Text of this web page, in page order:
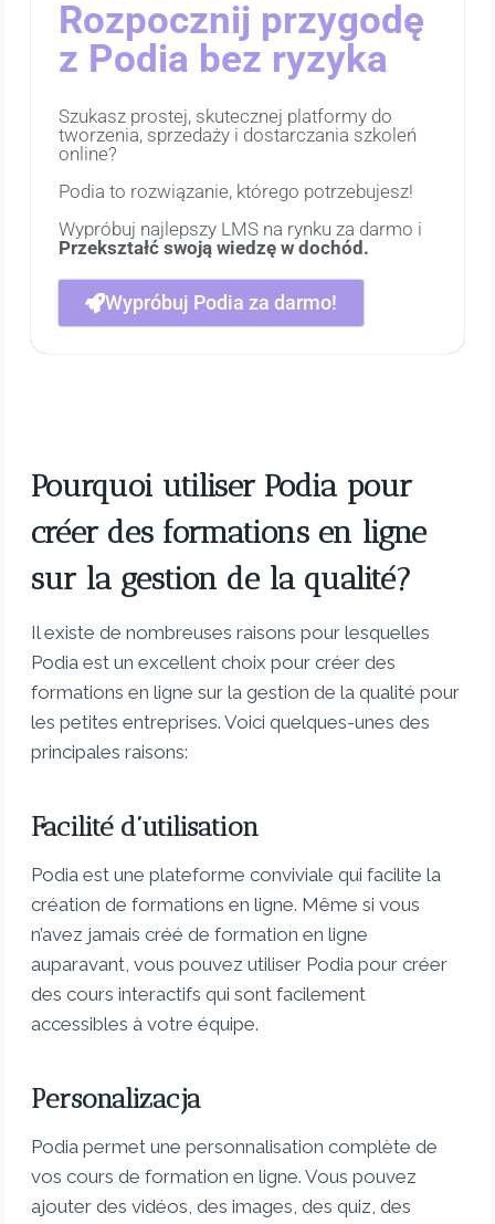
Rozpocznij przygodę
z Podia bez ryzyka
Szukasz prostej, skutecznej platformy do
tworzenia, sprzedaży i dostarczania szkoleń
online?
Podia to rozwiązanie, którego potrzebujesz!
Wypróbuj najlepszy LMS na rynku za darmo i
Przekształć swoją wiedzę w dochód.
Wypróbuj Podia za darmo!
Pourquoi utiliser Podia pour
créer des formations en ligne
sur la gestion de la qualité?
Il existe de nombreuses raisons pour lesquelles
Podia est un excellent choix pour créer des
formations en ligne sur la gestion de la qualité pour
les petites entreprises. Voici quelques-unes des
principales raisons:
Facilité d’utilisation
Podia est une plateforme conviviale qui facilite la
création de formations en ligne. Même si vous
n’avez jamais créé de formation en ligne
auparavant, vous pouvez utiliser Podia pour créer
des cours interactifs qui sont facilement
accessibles à votre équipe.
Personalizacja
Podia permet une personnalisation complète de
vos cours de formation en ligne. Vous pouvez
ajouter des vidéos, des images, des quiz, des